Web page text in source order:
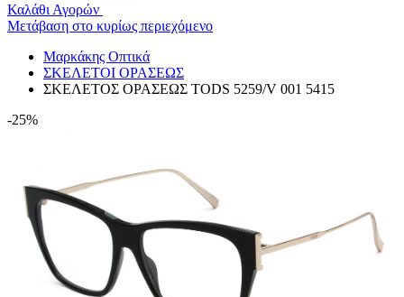
Καλάθι Αγορών
Μετάβαση στο κυρίως περιεχόμενο
Μαρκάκης Οπτικά
ΣΚΕΛΕΤΟΙ ΟΡΑΣΕΩΣ
ΣΚΕΛΕΤΟΣ ΟΡΑΣΕΩΣ TODS 5259/V 001 5415
-25%